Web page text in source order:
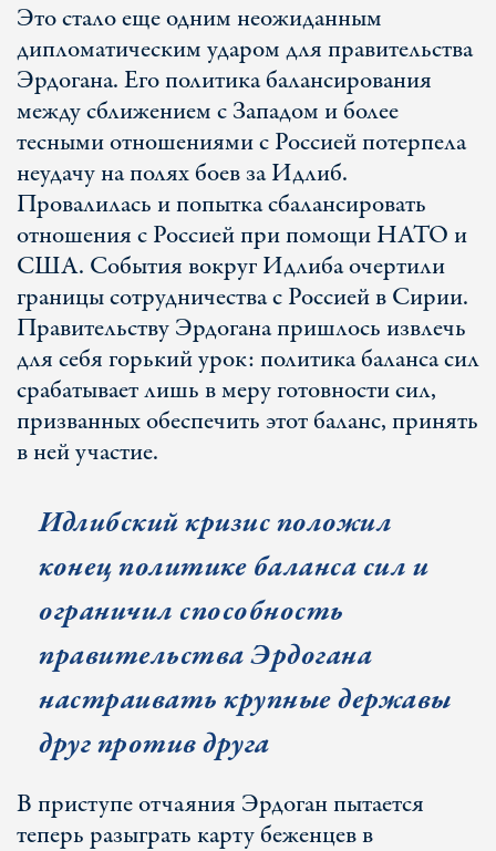
Это стало еще одним неожиданным
дипломатическим ударом для правительства
Эрдогана. Его политика балансирования
между сближением с Западом и более
тесными отношениями с Россией потерпела
неудачу на полях боев за Идлиб.
Провалилась и попытка сбалансировать
отношения с Россией при помощи НАТО и
США. События вокруг Идлиба очертили
границы сотрудничества с Россией в Сирии.
Правительству Эрдогана пришлось извлечь
для себя горький урок: политика баланса сил
срабатывает лишь в меру готовности сил,
призванных обеспечить этот баланс, принять
в ней участие.
Идлибский кризис положил
конец политике баланса сил и
ограничил способность
правительства Эрдогана
настраивать крупные державы
друг против друга
В приступе отчаяния Эрдоган пытается
теперь разыграть карту беженцев в